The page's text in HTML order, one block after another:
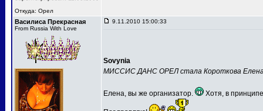
Откуда: Орел
Василиса Прекрасная
From Russia With Love
9.11.2010 15:00:33
Sovynia
МИССИС ДАНС ОРЕЛ стала Короткова
Елена, вы же организатор. Хотя, в